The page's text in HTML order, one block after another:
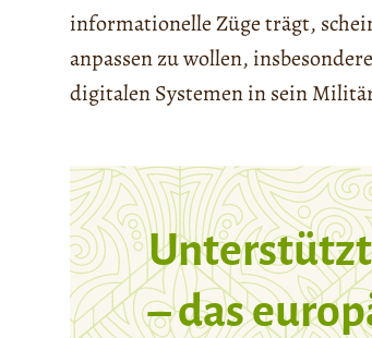
informationelle Züge trägt,
anpassen zu wollen,
digitalen Systemen in sein
– das